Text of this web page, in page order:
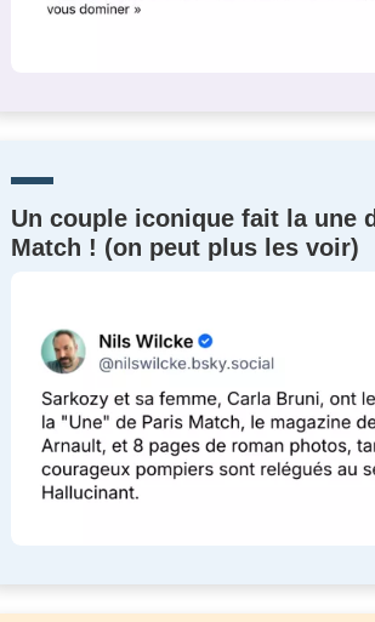
Un couple iconique fait la une
Match ! (on peut plus les voir)